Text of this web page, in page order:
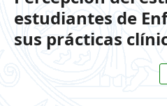
estudiantes de
sus prácticas